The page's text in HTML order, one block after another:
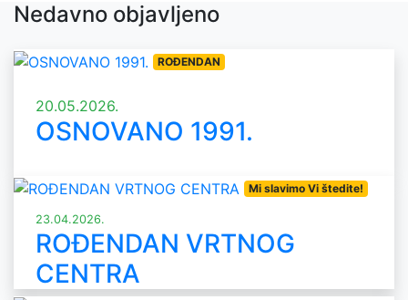
Nedavno objavljeno
ROĐENDAN
20.05.2026.
OSNOVANO 1991.
Mi slavimo Vi štedite!
23.04.2026.
ROĐENDAN VRTNOG
CENTRA